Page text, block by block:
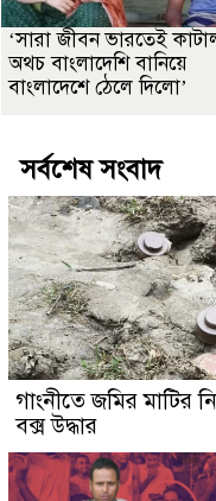
‘সারা জীবন ভারতেই
অথচ বাংলাদেশি বানিয়ে
বাংলাদেশে ঠেলে দিলো’
সর্বশেষ সংবাদ
গাংনীতে জমির মাটির
বক্স উদ্ধার